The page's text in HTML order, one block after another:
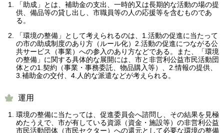
「助成」とは、補助金の支出、一時的又は長期的な活動の場の提
供、備品等の貸し出し、市職員等の人の応援等を含むものであ
る。
「環境の整備」として考えられるのは、1.活動の促進に当たって
の市の助成制度のあり方（ルール化）2.活動の促進につながる公
共サービス（事業）への参入のあり方などである。また、「環境
の整備」に関する具体的な展開には、市と非営利公益市民活動団
体との1.契約（事業・事務委託、物品購入等）、2.情報の提供、
3.補助金の交付、4.人的な派遣などが考えられる。
運用
環境の整備に当たっては、促進委員会へ諮問し、その結果を見極
めたうえで、市が有している資源（資金・施設等）の非営利公益
市民活動団体（市民セクター）への還元として必要な環境の整備